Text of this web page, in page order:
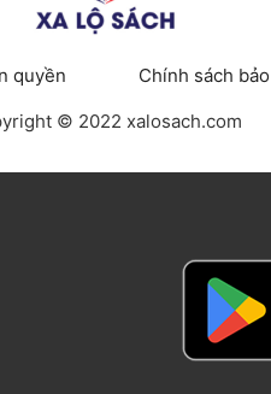
quyền
Chính sách
© 2022 xalosach.com